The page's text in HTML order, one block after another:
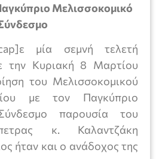
Μελισσοκομικό
μία σεμνή τελετή
την Κυριακή 8 Μαρτίου
του Μελισσοκομικού
με τον Παγκύπριο
παρουσία του
κ. Καλαντζάκη
ήταν και ο ανάδοχος της